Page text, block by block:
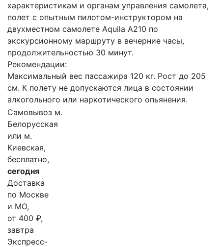
характеристикам и органам управления самолета,
полет с опытным пилотом-инструктором на
двухместном самолете Aquila A210 по
экскурсионному маршруту в вечерние часы,
продолжительностью 30 минут.
Рекомендации:
Максимальный вес пассажира 120 кг. Рост до 205
см. К полету не допускаются лица в состоянии
алкогольного или наркотического опьянения.
Самовывоз м.
Белорусская
или м.
Киевская,
бесплатно,
сегодня
Доставка
по Москве
и МО,
от 400 ₽,
завтра
Экспресс-